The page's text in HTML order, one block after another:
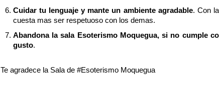
Cuidar tu lenguaje y mante un ambiente agradable. Con
cuesta mas ser respetuoso con los demas.
Abandona la sala Esoterismo Moquegua, si no cumple
gusto.
Te agradece la Sala de #Esoterismo Moquegua